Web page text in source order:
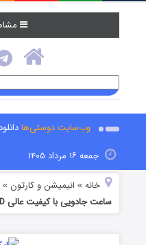
وب‌سایت دوستی‌ها
جمعه ۱۶ مرداد ۱۴۰۵
خانه » انیمیشن و کارتون »
ساعت جادویی با کیفیت عالی Full HD